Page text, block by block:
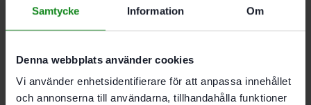
Samtycke Information Om
Denna webbplats använder cookies
Vi använder enhetsidentifierare för att anpassa innehållet
och annonserna till användarna, tillhandahålla funktioner
Det finns inga recensioner än.
för sänksnitt FS-EP TS60”